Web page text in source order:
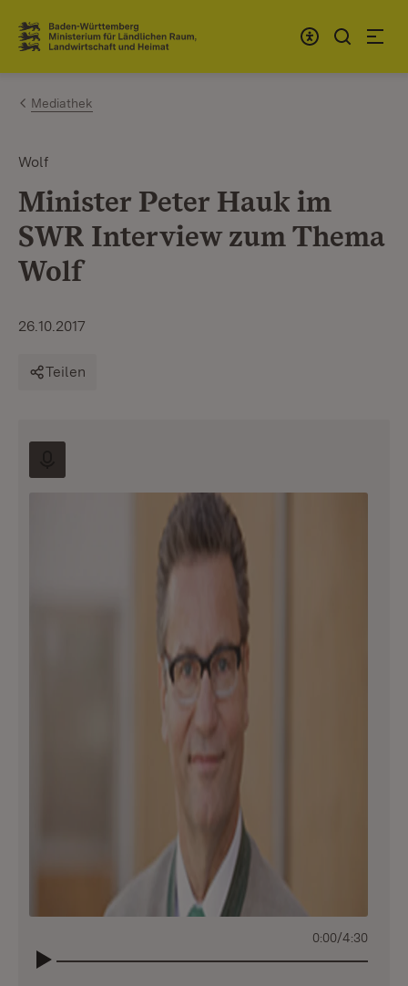
Zum Inhalt springen
Link zur Startseite
Mediathek
Wolf
Minister Peter Hauk im
SWR Interview zum Thema
Wolf
26.10.2017
Teilen
0:00/4:30